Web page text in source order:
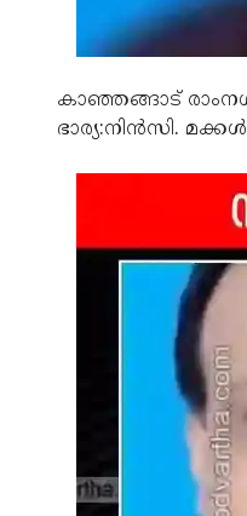
കാഞ്ഞങ്ങാട്
ഭാര്യ:നിന്‍സി.